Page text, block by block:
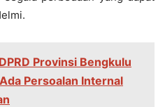
Provinsi Bengkulu
Persoalan Internal